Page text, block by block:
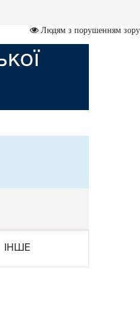
Людям з порушенням зору
ІНШЕ